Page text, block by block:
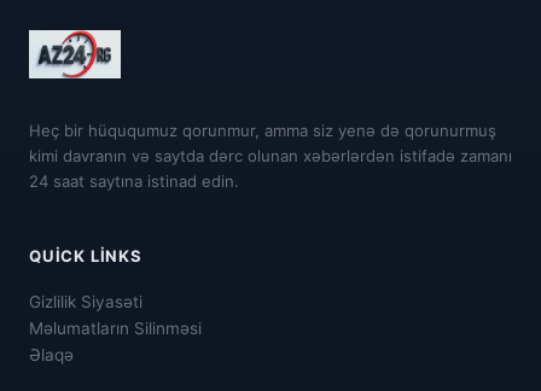
Heç bir hüququmuz qorunmur, amma siz yenə də qorunurmuş
kimi davranın və saytda dərc olunan xəbərlərdən istifadə zamanı
24 saat saytına istinad edin.
QUICK LINKS
Gizlilik Siyasəti
Məlumatların Silinməsi
Əlaqə